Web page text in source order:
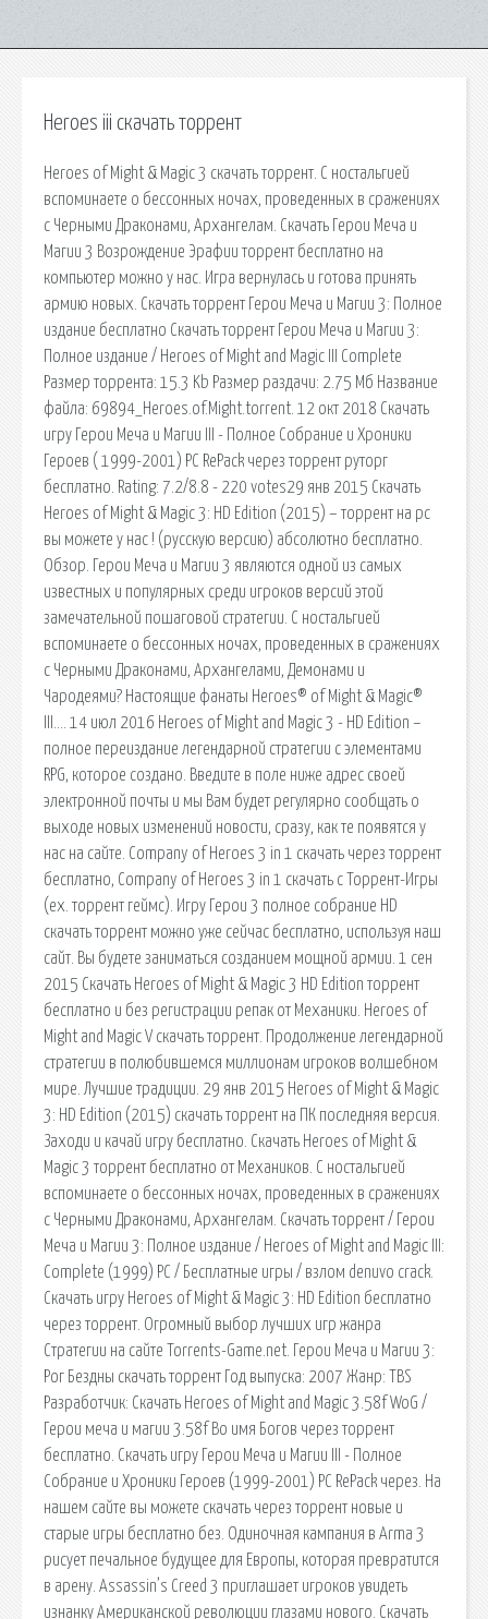
Heroes iii скачать торрент
Heroes of Might & Magic 3 скачать торрент. С ностальгией
вспоминаете о бессонных ночах, проведенных в сражениях
с Черными Драконами, Архангелам. Скачать Герои Меча и
Магии 3 Возрождение Эрафии торрент бесплатно на
компьютер можно у нас. Игра вернулась и готова принять
армию новых. Скачать торрент Герои Меча и Магии 3: Полное
издание бесплатно Скачать торрент Герои Меча и Магии 3:
Полное издание / Heroes of Might and Magic III Complete
Размер торрента: 15.3 Kb Размер раздачи: 2.75 Мб Название
файла: 69894_Heroes.of.Might.torrent. 12 окт 2018 Скачать
игру Герои Меча и Магии III - Полное Собрание и Хроники
Героев ( 1999-2001) PC RePack через торрент руторг
бесплатно. Rating: 7.2/8.8 - 220 votes29 янв 2015 Скачать
Heroes of Might & Magic 3: HD Edition (2015) – торрент на pc
вы можете у нас ! (русскую версию) абсолютно бесплатно.
Обзор. Герои Меча и Магии 3 являются одной из самых
известных и популярных среди игроков версий этой
замечательной пошаговой стратегии. С ностальгией
вспоминаете о бессонных ночах, проведенных в сражениях
с Черными Драконами, Архангелами, Демонами и
Чародеями? Настоящие фанаты Heroes® of Might & Magic®
III…. 14 июл 2016 Heroes of Might and Magic 3 - HD Edition –
полное переиздание легендарной стратегии с элементами
RPG, которое создано. Введите в поле ниже адрес своей
электронной почты и мы Вам будет регулярно сообщать о
выходе новых изменений новости, сразу, как те появятся у
нас на сайте. Company of Heroes 3 in 1 скачать через торрент
бесплатно, Company of Heroes 3 in 1 скачать с Торрент-Игры
(ex. торрент геймс). Игру Герои 3 полное собрание HD
скачать торрент можно уже сейчас бесплатно, используя наш
сайт. Вы будете заниматься созданием мощной армии. 1 сен
2015 Скачать Heroes of Might & Magic 3 HD Edition торрент
бесплатно и без регистрации репак от Механики. Heroes of
Might and Magic V скачать торрент. Продолжение легендарной
стратегии в полюбившемся миллионам игроков волшебном
мире. Лучшие традиции. 29 янв 2015 Heroes of Might & Magic
3: HD Edition (2015) скачать торрент на ПК последняя версия.
Заходи и качай игру бесплатно. Скачать Heroes of Might &
Magic 3 торрент бесплатно от Механиков. С ностальгией
вспоминаете о бессонных ночах, проведенных в сражениях
с Черными Драконами, Архангелам. Скачать торрент / Герои
Меча и Магии 3: Полное издание / Heroes of Might and Magic III:
Complete (1999) PC / Бесплатные игры / взлом denuvo crack.
Скачать игру Heroes of Might & Magic 3: HD Edition бесплатно
через торрент. Огромный выбор лучших игр жанра
Стратегии на сайте Torrents-Game.net. Герои Меча и Магии 3:
Рог Бездны скачать торрент Год выпуска: 2007 Жанр: TBS
Разработчик: Скачать Heroes of Might and Magic 3.58f WoG /
Герои меча и магии 3.58f Во имя Богов через торрент
бесплатно. Скачать игру Герои Меча и Магии III - Полное
Собрание и Хроники Героев (1999-2001) PC RePack через. На
нашем сайте вы можете скачать через торрент новые и
старые игры бесплатно без. Одиночная кампания в Arma 3
рисует печальное будущее для Европы, которая превратится
в арену. Assassin’s Creed 3 приглашает игроков увидеть
изнанку Американской революции глазами нового. Скачать